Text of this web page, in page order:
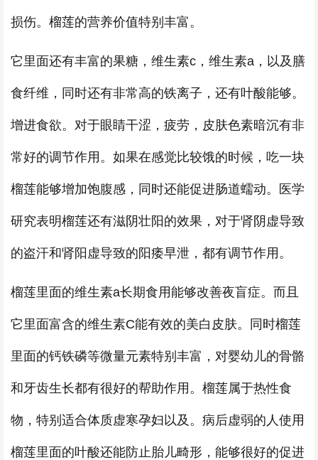
损伤。榴莲的营养价值特别丰富。
它里面还有丰富的果糖，维生素c，维生素a，以及膳
食纤维，同时还有非常高的铁离子，还有叶酸能够。
增进食欲。对于眼睛干涩，疲劳，皮肤色素暗沉有非
常好的调节作用。如果在感觉比较饿的时候，吃一块
榴莲能够增加饱腹感，同时还能促进肠道蠕动。医学
研究表明榴莲还有滋阴壮阳的效果，对于肾阴虚导致
的盗汗和肾阳虚导致的阳痿早泄，都有调节作用。
榴莲里面的维生素a长期食用能够改善夜盲症。而且
它里面富含的维生素C能有效的美白皮肤。同时榴莲
里面的钙铁磷等微量元素特别丰富，对婴幼儿的骨骼
和牙齿生长都有很好的帮助作用。榴莲属于热性食
物，特别适合体质虚寒孕妇以及。病后虚弱的人使用
榴莲里面的叶酸还能防止胎儿畸形，能够很好的促进